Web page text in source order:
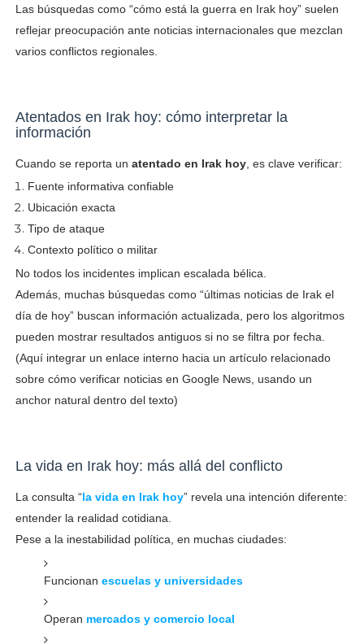
Las búsquedas como “cómo está la guerra en Irak hoy” suelen
reflejar preocupación ante noticias internacionales que mezclan
varios conflictos regionales.
Atentados en Irak hoy: cómo interpretar la
información
Cuando se reporta un atentado en Irak hoy, es clave verificar:
Fuente informativa confiable
Ubicación exacta
Tipo de ataque
Contexto político o militar
No todos los incidentes implican escalada bélica.
Además, muchas búsquedas como “últimas noticias de Irak el
día de hoy” buscan información actualizada, pero los algoritmos
pueden mostrar resultados antiguos si no se filtra por fecha.
(Aquí integrar un enlace interno hacia un artículo relacionado
sobre cómo verificar noticias en Google News, usando un
anchor natural dentro del texto)
La vida en Irak hoy: más allá del conflicto
La consulta “la vida en Irak hoy” revela una intención diferente:
entender la realidad cotidiana.
Pese a la inestabilidad política, en muchas ciudades:
Funcionan escuelas y universidades
Operan mercados y comercio local